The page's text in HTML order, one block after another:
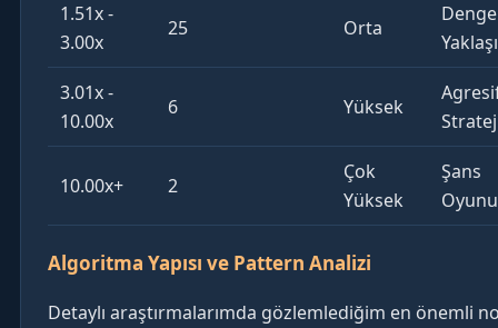
1.51x -
3.00x
25 Orta
3.01x -
10.00x
6 Yüksek
10.00x+ 2
Çok
Yüksek
Şans
Oyunu
Algoritma Yapısı ve Pattern Analizi
Detaylı araştırmalarımda gözlemlediğim en önemli